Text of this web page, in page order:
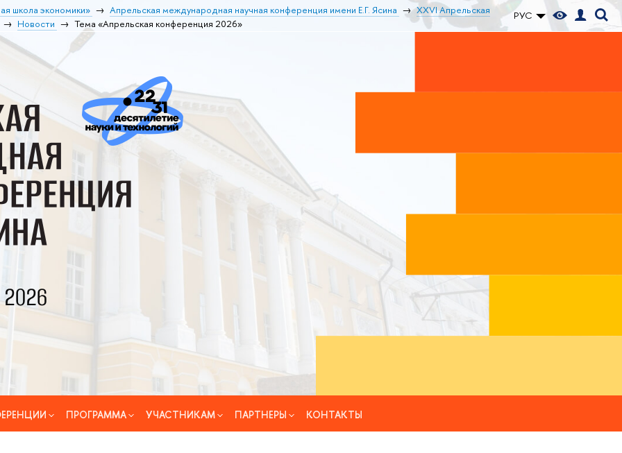
РУС
школа экономики» Апрельская международная научная конференция имени Е.Г. Ясина
XXVI Апрельская
Новости
Тема «Апрельская конференция 2026»
ПРОГРАММА УЧАСТНИКАМ ПАРТНЕРЫ КОНТАКТЫ